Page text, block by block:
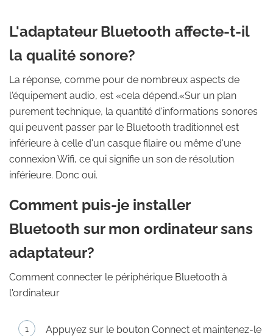
L'adaptateur Bluetooth affecte-t-il
la qualité sonore?
La réponse, comme pour de nombreux aspects de
l'équipement audio, est «cela dépend.«Sur un plan
purement technique, la quantité d'informations sonores
qui peuvent passer par le Bluetooth traditionnel est
inférieure à celle d'un casque filaire ou même d'une
connexion Wifi, ce qui signifie un son de résolution
inférieure. Donc oui.
Comment puis-je installer
Bluetooth sur mon ordinateur sans
adaptateur?
Comment connecter le périphérique Bluetooth à
l'ordinateur
Appuyez sur le bouton Connect et maintenez-le